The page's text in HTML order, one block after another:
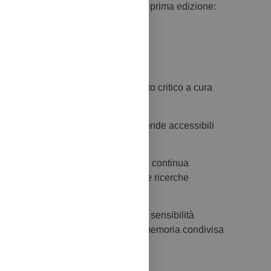
i tre vincitori territoriali della prima edizione:
con copertura streaming e un testo critico a cura
, che conserva e rende accessibili
una raccolta permanente e in continua
le trasformazioni delle ricerche
nel quale esperienze, territori e sensibilità
alla costruzione di una memoria condivisa